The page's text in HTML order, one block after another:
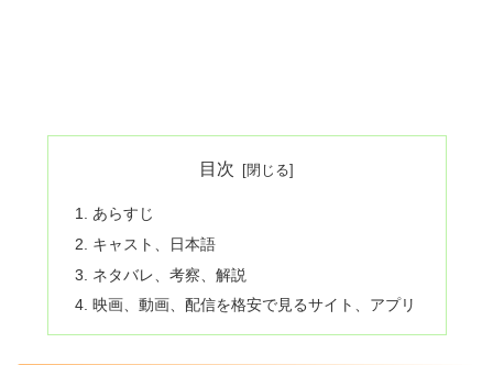
目次
あらすじ
キャスト、日本語
ネタバレ、考察、解説
映画、動画、配信を格安で見るサイト、アプリ